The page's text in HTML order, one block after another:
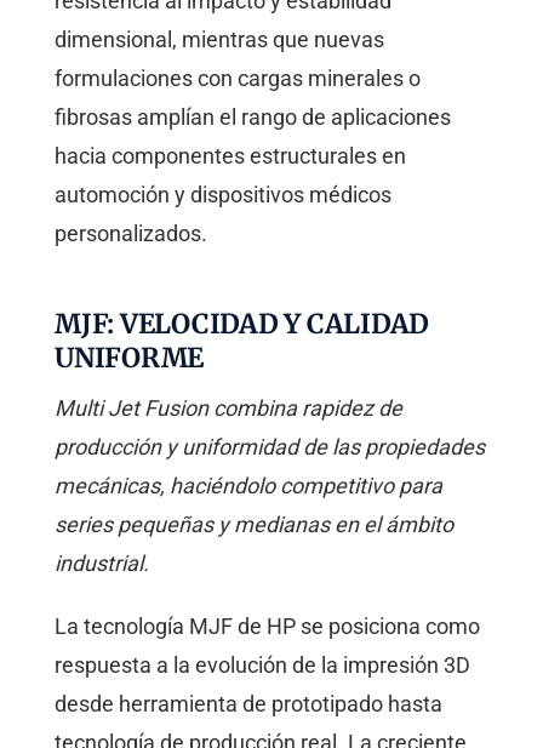
dimensional, mientras que nuevas
formulaciones con cargas minerales o
fibrosas amplían el rango de aplicaciones
hacia componentes estructurales en
automoción y dispositivos médicos
personalizados.
MJF: VELOCIDAD Y CALIDAD
UNIFORME
Multi Jet Fusion combina rapidez de
producción y uniformidad de las propiedades
mecánicas, haciéndolo competitivo para
series pequeñas y medianas en el ámbito
industrial.
La tecnología MJF de HP se posiciona como
respuesta a la evolución de la impresión 3D
desde herramienta de prototipado hasta
tecnología de producción real. La creciente